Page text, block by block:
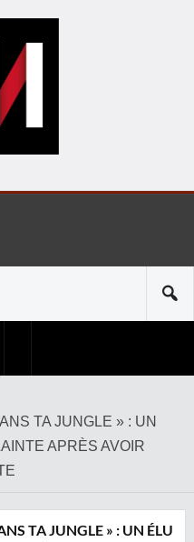
TA JUNGLE » : UN
APRÈS AVOIR
TA JUNGLE » : UN ÉLU